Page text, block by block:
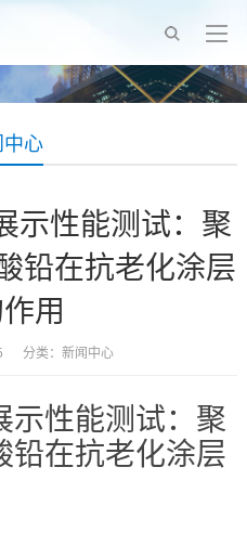
中心
示性能测试：聚
铅在抗老化涂层
用
分类： 新闻中心
示性能测试：聚
铅在抗老化涂层